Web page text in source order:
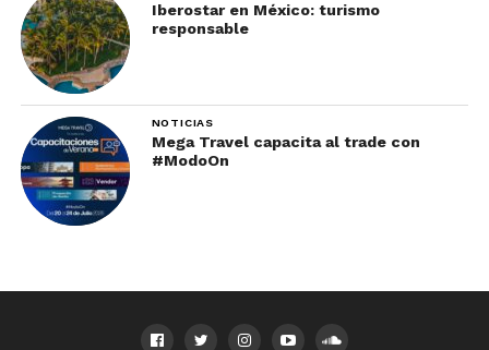
Iberostar en México: turismo
responsable
NOTICIAS
Mega Travel capacita al trade con
#ModoOn